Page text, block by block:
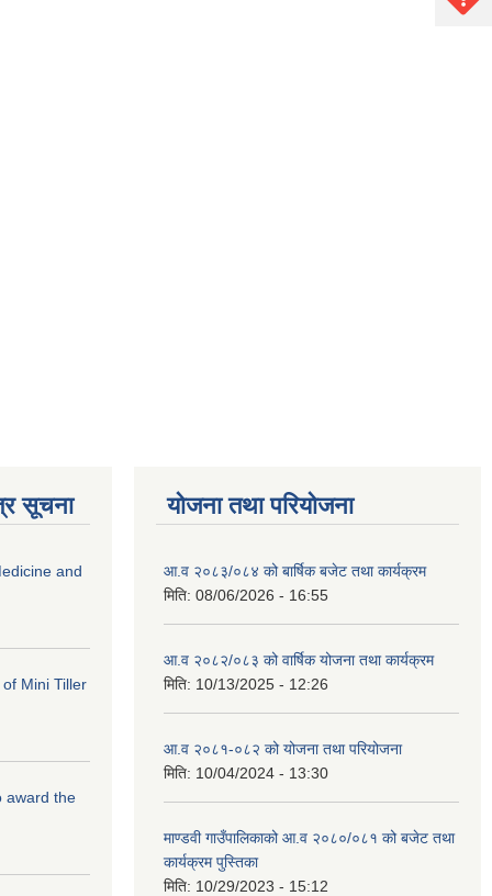
सूचना
and
Mini Tiller
award the
योजना तथा परियोजना
आ.व २०८३/०८४ को बार्षिक बजेट तथा कार्यक्रम
मिति: 08/06/2026 - 16:55
आ.व २०८२/०८३ को वार्षिक योजना तथा कार्यक्रम
मिति: 10/13/2025 - 12:26
आ.व २०८१-०८२ को योजना तथा परियोजना
मिति: 10/04/2024 - 13:30
माण्डवी गाउँपालिकाको आ.व २०८०/०८१ को बजेट तथा
कार्यक्रम पुस्तिका
मिति: 10/29/2023 - 15:12